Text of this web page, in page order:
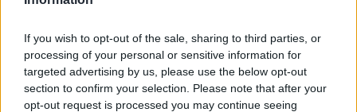
If you wish to opt-out of the sale, sharing to third parties, or
processing of your personal or sensitive information for
targeted advertising by us, please use the below opt-out
section to confirm your selection. Please note that after your
opt-out request is processed you may continue seeing